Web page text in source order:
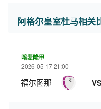
阿格尔皇室杜马相关
喀麦隆甲
2026-05-17 21:00
福尔图那 VS